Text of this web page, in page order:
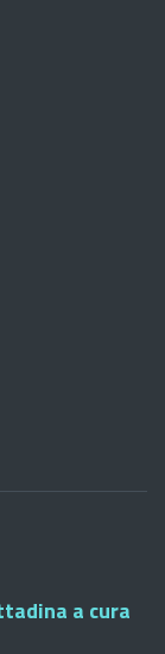
a cura